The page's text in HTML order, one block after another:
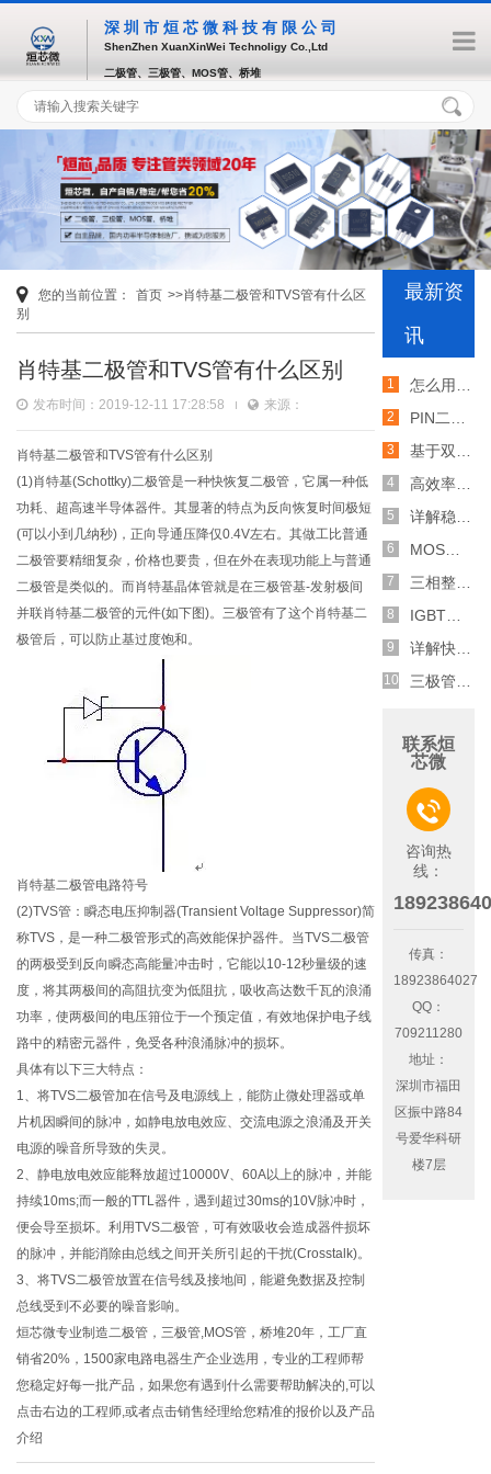
深圳市烜芯微科技有限公司
ShenZhen XuanXinWei Technoligy Co.,Ltd
二极管、三极管、MOS管、桥堆
您的当前位置： 首页 >>肖特基二极管和TVS管有什么区
别
肖特基二极管和TVS管有什么区别
发布时间：2019-12-11 17:28:58 来源：
肖特基二极管和TVS管有什么区别
(1)肖特基(Schottky)二极管是一种快恢复二极管，它属一种低
功耗、超高速半导体器件。其显著的特点为反向恢复时间极短
(可以小到几纳秒)，正向导通压降仅0.4V左右。其做工比普通
二极管要精细复杂，价格也要贵，但在外在表现功能上与普通
二极管是类似的。而肖特基晶体管就是在三极管基-发射极间
并联肖特基二极管的元件(如下图)。三极管有了这个肖特基二
极管后，可以防止基过度饱和。
肖特基二极管电路符号
(2)TVS管：瞬态电压抑制器(Transient Voltage Suppressor)简
称TVS，是一种二极管形式的高效能保护器件。当TVS二极管
的两极受到反向瞬态高能量冲击时，它能以10-12秒量级的速
度，将其两极间的高阻抗变为低阻抗，吸收高达数千瓦的浪涌
功率，使两极间的电压箝位于一个预定值，有效地保护电子线
路中的精密元器件，免受各种浪涌脉冲的损坏。
具体有以下三大特点：
1、将TVS二极管加在信号及电源线上，能防止微处理器或单
片机因瞬间的脉冲，如静电放电效应、交流电源之浪涌及开关
电源的噪音所导致的失灵。
2、静电放电效应能释放超过10000V、60A以上的脉冲，并能
持续10ms;而一般的TTL器件，遇到超过30ms的10V脉冲时，
便会导至损坏。利用TVS二极管，可有效吸收会造成器件损坏
的脉冲，并能消除由总线之间开关所引起的干扰(Crosstalk)。
3、将TVS二极管放置在信号线及接地间，能避免数据及控制
总线受到不必要的噪音影响。
烜芯微专业制造二极管，三极管,MOS管，桥堆20年，工厂直
销省20%，1500家电路电器生产企业选用，专业的工程师帮
您稳定好每一批产品，如果您有遇到什么需要帮助解决的,可以
点击右边的工程师,或者点击销售经理给您精准的报价以及产品
介绍
最新资
讯
怎么用TVS二极管提高电路的抗突波能力
PIN二极管的电导调制机制和应用介绍
基于双MOS管的防反灌电路工作原理介绍
高效率整流二极管的特性和应用介绍
详解稳压二极管的关键特性和应用原理
MOS管选型关键因素分析,怎么选择合适的参数
三相整流电路分析,半波整流与全波整流的工作原理
IGBT三相全桥整流电路工作原理介绍
详解快恢复二极管,结构,特性和应用介绍
三极管和MOS管组合式开关电路分析
联系烜
芯微

咨询热
线：
传真：
18923864027
QQ：
709211280
地址：
深圳市福田
区振中路84
号爱华科研
楼7层